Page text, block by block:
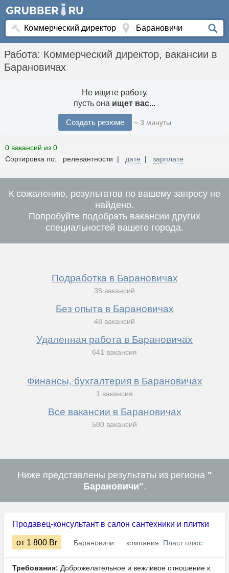
Работа: Коммерческий директор, вакансии в
Барановичах
Не ищите работу,
пусть она ищет вас...
Создать резюме ~ 3 минуты
0 вакансий из 0
Сортировка по: релевантности | дате | зарплате
К сожалению, результатов по вашему запросу не
найдено.
Попробуйте подобрать вакансии других
специальностей вашего города.
Подработка в Барановичах
35 вакансий
Без опыта в Барановичах
48 вакансий
Удаленная работа в Барановичах
641 вакансия
Финансы, бухгалтерия в Барановичах
1 вакансия
Все вакансии в Барановичах
580 вакансий
Ниже представлены результаты из региона "
Барановичи".
Продавец-консультант в салон сантехники и плитки
от 1 800 Br Барановичи компания: Пласт плюс
Требования: Доброжелательное и вежливое отношение к